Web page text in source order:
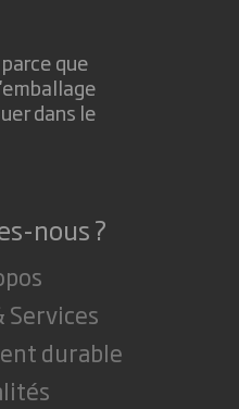
que
dans le
nous ?
Services
durable